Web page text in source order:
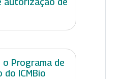
o Programa de
ICMBio